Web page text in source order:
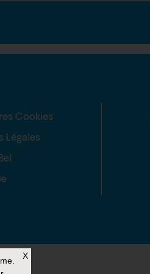
Cookies
Légales
X